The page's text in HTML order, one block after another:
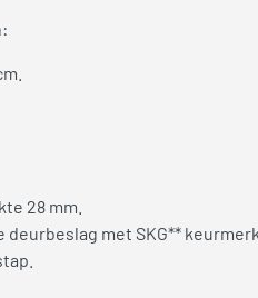
28 mm.
met SKG** keurmerk.